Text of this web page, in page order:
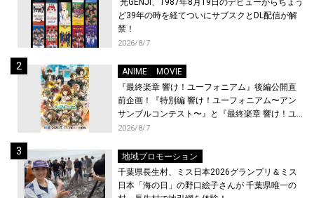
光GENJI、1987年8月19日のデビューからちょう
ど39年の時を経てついにサブスクとDL配信が解
禁！
2026/8/7
ANIME
MOVIE
『最終楽章 響け！ユーフォニアム』後編公開直
前企画！『特別編 響け！ユーフォニアム〜アン
サンブルコンテスト〜』と『最終楽章 響け！ユ
ーフォニアム』前編の一挙上映が決定！
2026/8/7
地域プロモーション
千葉県長生村、ミス日本2026グランプリ＆ミス
日本「海の日」の野口絵子さんが 千葉県唯一の